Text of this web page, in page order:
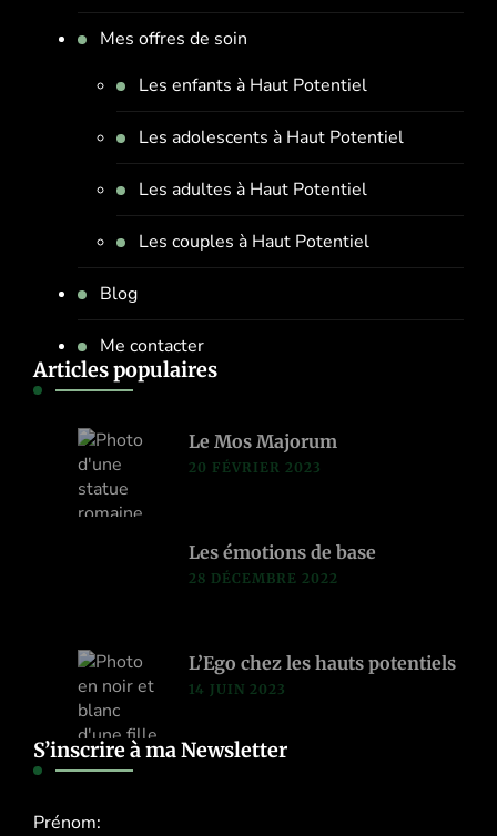
Mes offres de soin
Les enfants à Haut Potentiel
Les adolescents à Haut Potentiel
Les adultes à Haut Potentiel
Les couples à Haut Potentiel
Blog
Me contacter
Articles populaires
Le Mos Majorum
20 FÉVRIER 2023
Les émotions de base
28 DÉCEMBRE 2022
L’Ego chez les hauts potentiels
14 JUIN 2023
S’inscrire à ma Newsletter
Prénom: